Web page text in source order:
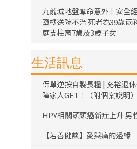
九龍城地盤奪命意外丨安全
墮樓送院不治 死者為39歲兩
庭支柱育7歲及3歲子女
生活訊息
保單逆按自製長糧 | 充裕退
障家人GET！（附個案說明）
HPV相關頭頸癌新症上升 男
【若善健談】愛與痛的邊緣